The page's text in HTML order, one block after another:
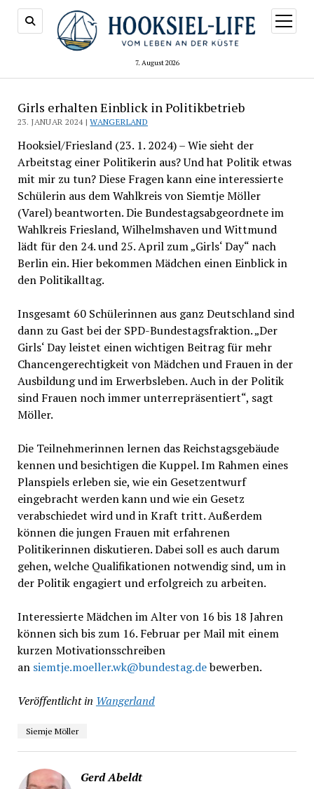
7. August 2026
Menü
öffnen
Girls erhalten Einblick in Politikbetrieb
23. JANUAR 2024 |WANGERLAND
Hooksiel/Friesland (23. 1. 2024) – Wie sieht der
Arbeitstag einer Politikerin aus? Und hat Politik etwas
mit mir zu tun? Diese Fragen kann eine interessierte
Schülerin aus dem Wahlkreis von Siemtje Möller
(Varel) beantworten. Die Bundestagsabgeordnete im
Wahlkreis Friesland, Wilhelmshaven und Wittmund
lädt für den 24. und 25. April zum „Girls‘ Day“ nach
Berlin ein. Hier bekommen Mädchen einen Einblick in
den Politikalltag.
Insgesamt 60 Schülerinnen aus ganz Deutschland sind
dann zu Gast bei der SPD-Bundestagsfraktion. „Der
Girls‘ Day leistet einen wichtigen Beitrag für mehr
Chancengerechtigkeit von Mädchen und Frauen in der
Ausbildung und im Erwerbsleben. Auch in der Politik
sind Frauen noch immer unterrepräsentiert“, sagt
Möller.
Die Teilnehmerinnen lernen das Reichstagsgebäude
kennen und besichtigen die Kuppel. Im Rahmen eines
Planspiels erleben sie, wie ein Gesetzentwurf
eingebracht werden kann und wie ein Gesetz
verabschiedet wird und in Kraft tritt. Außerdem
können die jungen Frauen mit erfahrenen
Politikerinnen diskutieren. Dabei soll es auch darum
gehen, welche Qualifikationen notwendig sind, um in
der Politik engagiert und erfolgreich zu arbeiten.
Interessierte Mädchen im Alter von 16 bis 18 Jahren
können sich bis zum 16. Februar per Mail mit einem
kurzen Motivationsschreiben
an siemtje.moeller.wk@bundestag.debewerben.
Veröffentlicht in Wangerland
Siemje Möller
Gerd Abeldt